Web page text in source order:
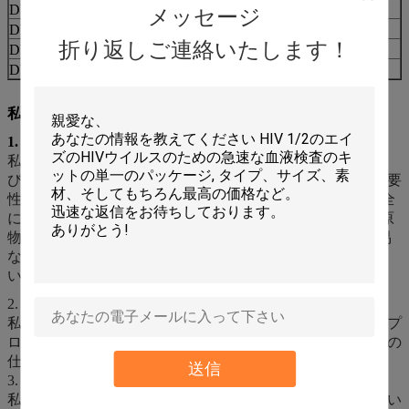
メッセージ
折り返しご連絡いたします！
送信
DWX-51102
LYSE-BFSLS
500ml
DWX-51103
LYSE-FDT
DWX-51104
LYSE-FDO
5L
DWX-51105
私達のプロダクトの利点
1.
元のプロダクトと完全に対応する
私達はパフォーマンス インジケータ、プロダクト出現およ
び使用法の習慣にすべてを注意して取った。再測定する必要
性がbecauese試薬の使用法ないし、私達のプロダクトが完全
に元の1つを取り替えることができるように洗浄の解決は原
物として同じとして、それほど丁度ある。What'more、容易
な操作を用いるpapametersをカスタマイズする必要性がな
い。
2.
私達は私達のプロダクトの安定性そして制御に託される。プ
ロダクトの良質および完全な売り上げ後のサービスあなたの
仕事をもっと効率的に作るため。
3.
私達のプロダクト生物的防腐剤を採用するため安全、きれい